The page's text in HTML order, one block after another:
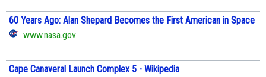
60 Years Ago: Alan Shepard Becomes the First American in Space
www.nasa.gov
Cape Canaveral Launch Complex 5 - Wikipedia